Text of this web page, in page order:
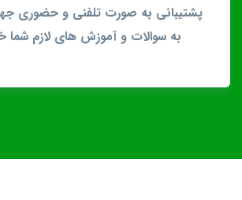
پشتیبانی به صورت تلفنی و حضوری
به سوالات و آموزش های لازم شما